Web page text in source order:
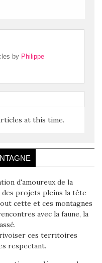
by Philippe
at this time.
d'amoureux de la
des projets pleins la tête
cette et ces montagnes
avec la faune, la
ces territoires
respectant.